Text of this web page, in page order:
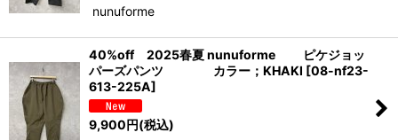
nunuforme
40%off 2025春夏 nunuforme ピケジョッ
パーズパンツ カラー；KHAKI [08-nf23-
613-225A]
9,900円(税込)